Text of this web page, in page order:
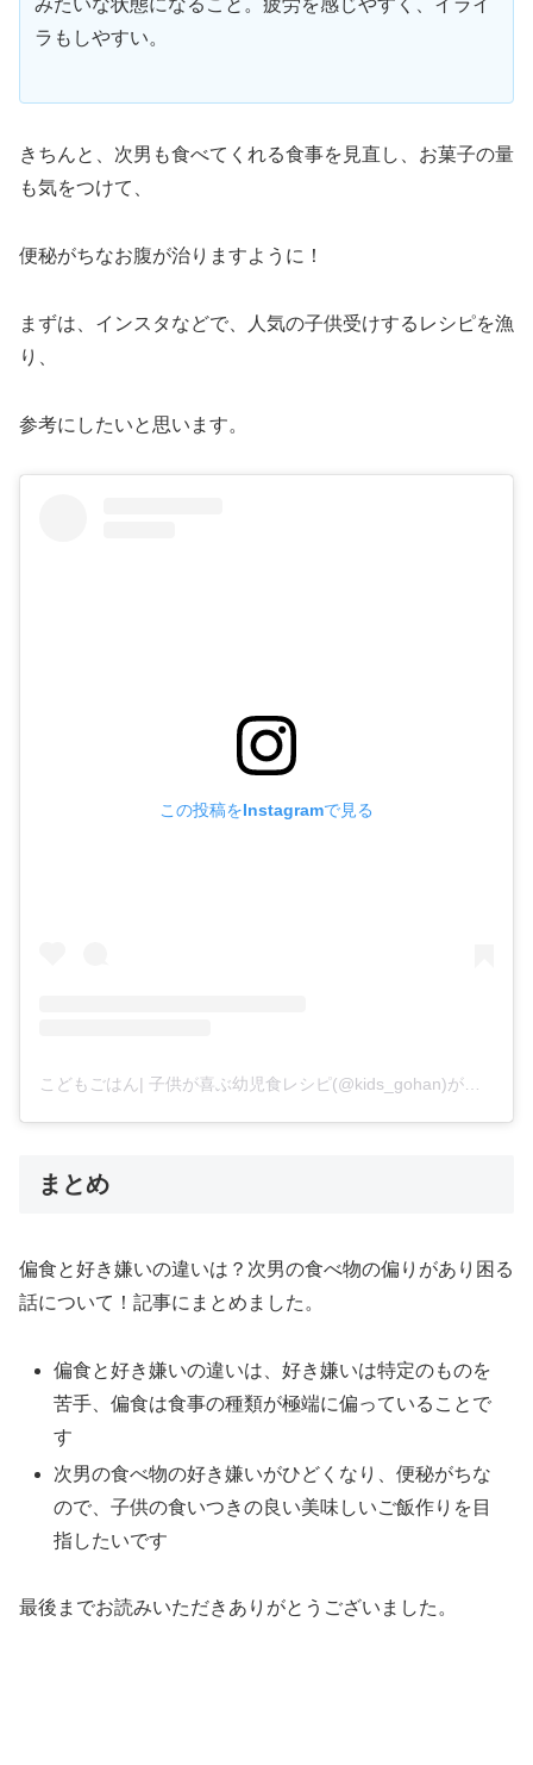
ラもしやすい。
きちんと、次男も食べてくれる食事を見直し、お菓子の量
も気をつけて、
便秘がちなお腹が治りますように！
まずは、インスタなどで、人気の子供受けするレシピを漁
り、
参考にしたいと思います。
この投稿をInstagramで見る
まとめ
偏食と好き嫌いの違いは？次男の食べ物の偏りがあり困る
話について！記事にまとめました。
偏食と好き嫌いの違いは、好き嫌いは特定のものを
苦手、偏食は食事の種類が極端に偏っていることで
す
次男の食べ物の好き嫌いがひどくなり、便秘がちな
ので、子供の食いつきの良い美味しいご飯作りを目
指したいです
最後までお読みいただきありがとうございました。